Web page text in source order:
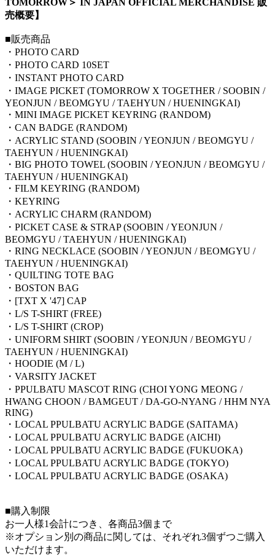
売概要】
■販売商品
・PHOTO CARD
・PHOTO CARD 10SET
・INSTANT PHOTO CARD
・IMAGE PICKET (TOMORROW X TOGETHER / SOOBIN /
YEONJUN / BEOMGYU / TAEHYUN / HUENINGKAI)
・MINI IMAGE PICKET KEYRING (RANDOM)
・CAN BADGE (RANDOM)
・ACRYLIC STAND (SOOBIN / YEONJUN / BEOMGYU /
TAEHYUN / HUENINGKAI)
・BIG PHOTO TOWEL (SOOBIN / YEONJUN / BEOMGYU /
TAEHYUN / HUENINGKAI)
・FILM KEYRING (RANDOM)
・KEYRING
・ACRYLIC CHARM (RANDOM)
・PICKET CASE & STRAP (SOOBIN / YEONJUN /
BEOMGYU / TAEHYUN / HUENINGKAI)
・RING NECKLACE (SOOBIN / YEONJUN / BEOMGYU /
TAEHYUN / HUENINGKAI)
・QUILTING TOTE BAG
・BOSTON BAG
・[TXT X '47] CAP
・L/S T-SHIRT (FREE)
・L/S T-SHIRT (CROP)
・UNIFORM SHIRT (SOOBIN / YEONJUN / BEOMGYU /
TAEHYUN / HUENINGKAI)
・HOODIE (M / L)
・VARSITY JACKET
・PPULBATU MASCOT RING (CHOI YONG MEONG /
HWANG CHOON / BAMGEUT / DA-GO-NYANG / HHM NYA
RING)
・LOCAL PPULBATU ACRYLIC BADGE (SAITAMA)
・LOCAL PPULBATU ACRYLIC BADGE (AICHI)
・LOCAL PPULBATU ACRYLIC BADGE (FUKUOKA)
・LOCAL PPULBATU ACRYLIC BADGE (TOKYO)
・LOCAL PPULBATU ACRYLIC BADGE (OSAKA)
■購入制限
お一人様1会計につき、各商品3個まで
※オプション別の商品に関しては、それぞれ3個ずつご購入
いただけます。